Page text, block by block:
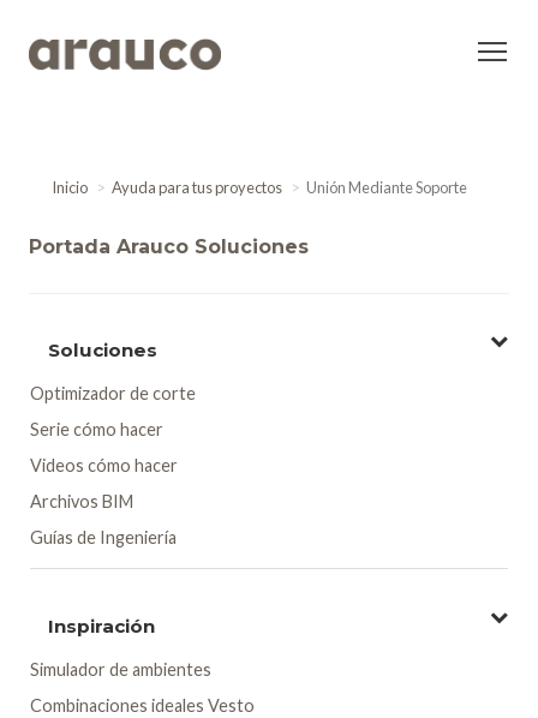
Inicio Ayuda para tus proyectos Unión Mediante Soporte
Portada Arauco Soluciones
Soluciones
Optimizador de corte
Serie cómo hacer
Videos cómo hacer
Archivos BIM
Guías de Ingeniería
Inspiración
Simulador de ambientes
Combinaciones ideales Vesto